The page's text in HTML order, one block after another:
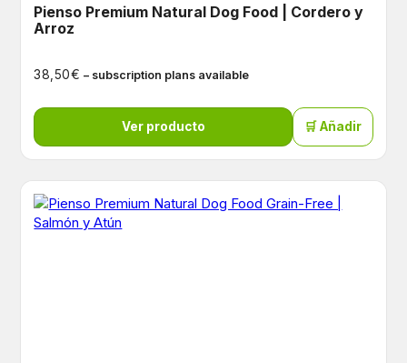
Pienso Premium Natural Dog Food | Cordero y
Arroz
38,50€ – subscription plans available
Ver producto 🛒 Añadir